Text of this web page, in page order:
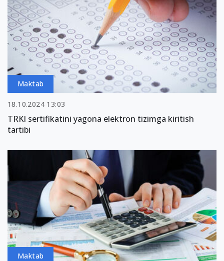
Maktab
18.10.2024 13:03
TRKI sertifikatini yagona elektron tizimga kiritish
tartibi
Maktab